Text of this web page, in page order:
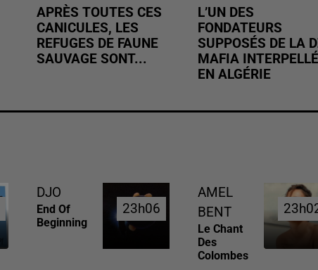
APRÈS TOUTES CES
CANICULES, LES
REFUGES DE FAUNE
SAUVAGE SONT...
L’UN DES
FONDATEURS
SUPPOSÉS DE LA
MAFIA INTERPELLÉ
EN ALGÉRIE
DJO
End Of
Beginning
23h06
23h06
AMEL
BENT
Le Chant
Des
Colombes